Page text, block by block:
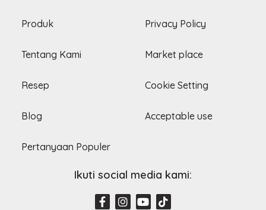
Produk
Tentang Kami
Resep
Blog
Pertanyaan Populer
Privacy Policy
Market place
Cookie Setting
Acceptable use
Ikuti social media kami:
F
I Y T